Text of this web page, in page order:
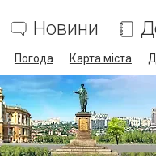
Новини
Погода Карта міста